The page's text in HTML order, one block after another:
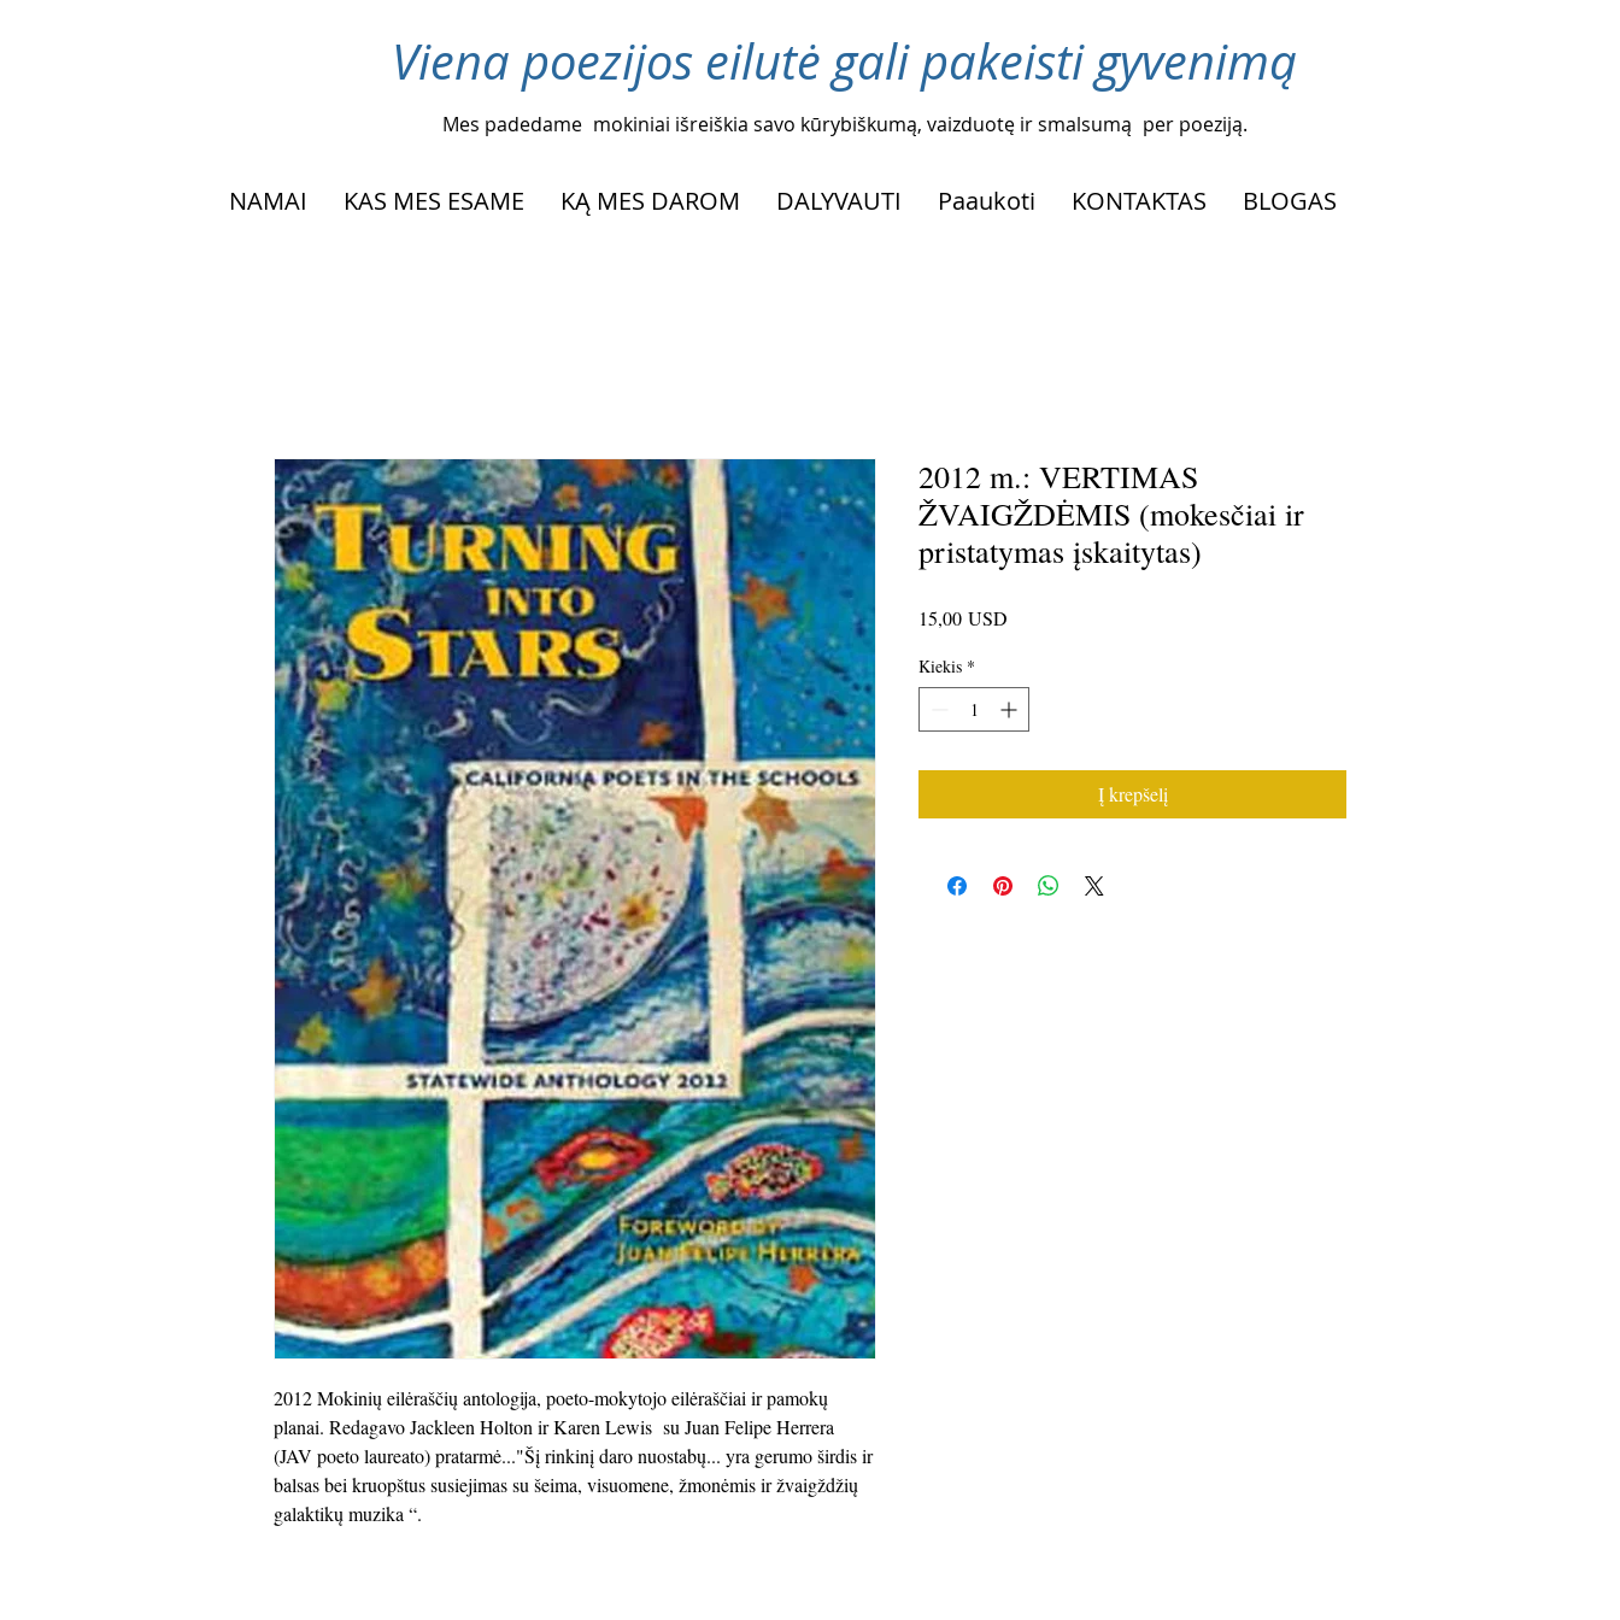
Viena poezijos eilutė gali pakeisti gyvenimą
Mes padedame mokiniai išreiškia savo kūrybiškumą, vaizduotę ir smalsumą per poeziją.
NAMAI KAS MES ESAME KĄ MES DAROM DALYVAUTI Paaukoti KONTAKTAS BLOGAS
2012 Mokinių eilėraščių antologija, poeto-mokytojo eilėraščiai ir pamokų
planai. Redagavo Jackleen Holton ir Karen Lewis su Juan Felipe Herrera
(JAV poeto laureato) pratarmė..."Šį rinkinį daro nuostabų... yra gerumo širdis ir
balsas bei kruopštus susiejimas su šeima, visuomene, žmonėmis ir žvaigždžių
galaktikų muzika “.
2012 m.: VERTIMAS
ŽVAIGŽDĖMIS (mokesčiai ir
pristatymas įskaitytas)
15,00 USD
Kiekis *
Į krepšelį